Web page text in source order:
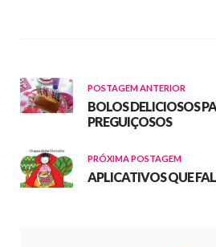
POSTAGEM ANTERIOR
BOLOS DELICIOSOS
PREGUIÇOSOS
PRÓXIMA POSTAGEM
APLICATIVOS QUE